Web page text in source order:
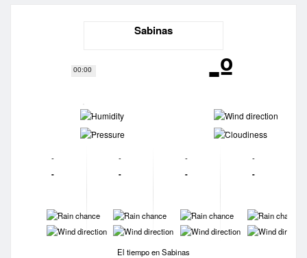
00:00
Sabinas
-º
-
-
-
-
-
-
-
-
-
-
-
-
-
-
-
-
-
-
-
-
El tiempo en Sabinas